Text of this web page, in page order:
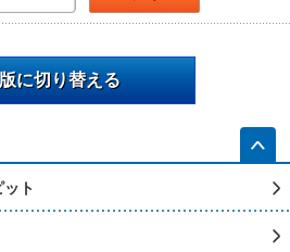
に切り替える
ト